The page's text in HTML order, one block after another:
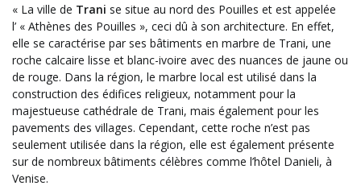
« La ville de Trani se situe au nord des Pouilles et est appelée
l’ « Athènes des Pouilles », ceci dû à son architecture. En effet,
elle se caractérise par ses bâtiments en marbre de Trani, une
roche calcaire lisse et blanc-ivoire avec des nuances de jaune ou
de rouge. Dans la région, le marbre local est utilisé dans la
construction des édifices religieux, notamment pour la
majestueuse cathédrale de Trani, mais également pour les
pavements des villages. Cependant, cette roche n’est pas
seulement utilisée dans la région, elle est également présente
sur de nombreux bâtiments célèbres comme l’hôtel Danieli, à
Venise.